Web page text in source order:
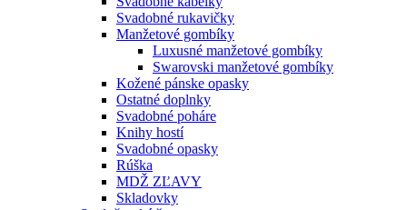
Svadobné rukavičky
Manžetové gombíky
Luxusné manžetové gombíky
Swarovski manžetové gombíky
Kožené pánske opasky
Ostatné doplnky
Svadobné poháre
Knihy hostí
Svadobné opasky
Rúška
MDŽ ZĽAVY
Skladovky